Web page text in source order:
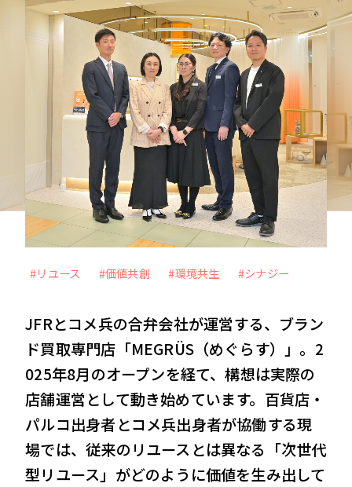
未来をより良く、面白くするー 従業員のWillを
起点に、スタートアップ企業との共創を目指すC
VIEW MORE
#メタバース #Web3時代 #DX
#外部の知見 #アナザーアドレス
#自分事 #サービス #新規事業
VIEW MORE
会社案内
IR情報
サステナビリティ
ニュース＆トピックス
#リユース #価値共創 #環境共生 #シナジー
JFRとコメ兵の合弁会社が運営する、ブラン
ド買取専門店「MEGRÜS（めぐらす）」。2
025年8月のオープンを経て、構想は実際の
店舗運営として動き始めています。百貨店・
パルコ出身者とコメ兵出身者が協働する現
場では、従来のリユースとは異なる「次世代
型リユース」がどのように価値を生み出して